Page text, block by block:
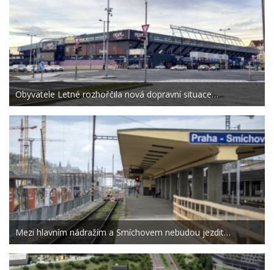
Obyvatele Letné rozhořčila nová dopravní situace…
Mezi hlavním nádražím a Smíchovem nebudou jezdit…